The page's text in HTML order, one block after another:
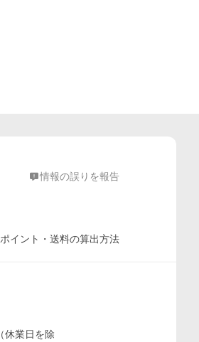
情報の誤りを報告
ポイント・送料の算出方法
休業日を除